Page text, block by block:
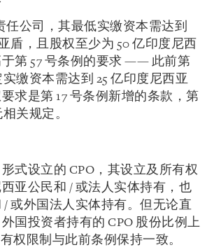
任公司，其最低实缴资本需达到
盾，且股权至少为 50 亿印度尼西
第 57 号条例的要求 —— 此前第
缴资本需达到 25 亿印度尼西亚
求是第 17 号条例新增的条款，第
关规定。
式设立的 CPO，其设立及所有权
亚公民和 / 或法人实体持有，也
/ 或外国法人实体持有。但无论直
国投资者持有的 CPO 股份比例上
权限制与此前条例保持一致。